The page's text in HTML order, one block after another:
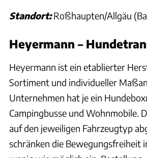
Standort:Roßhaupten/Allgäu
Heyermann –
Heyermann ist ein etablierter
Sortiment und individueller
Unternehmen hat je ein
Campingbusse und Wohnmobile.
auf den jeweiligen Fahrzeugtyp
schränken die Bewegungsfreiheit